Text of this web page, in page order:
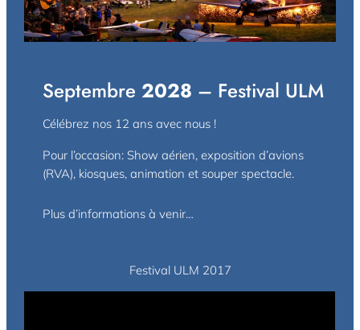
Septembre 2028 – Festival ULM
Célébrez nos 12 ans avec nous !
Pour l’occasion: Show aérien, exposition d’avions
(RVA), kiosques, animation et souper spectacle.
Plus d’informations à venir…
Festival ULM 2017